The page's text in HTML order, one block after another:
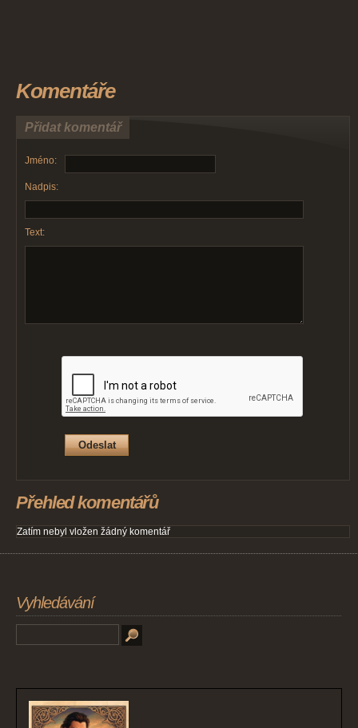
Komentáře
Přidat komentář
Jméno:
Nadpis:
Text:
Přehled komentářů
Zatím nebyl vložen žádný komentář
Vyhledávání